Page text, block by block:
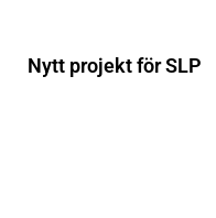
Nytt projekt för SLP